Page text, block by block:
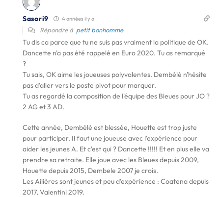
Sasori9 4 années il y a
Répondre à petit bonhomme
Tu dis ca parce que tu ne suis pas vraiment la politique de OK.
Dancette n'a pas été rappelé en Euro 2020. Tu as remarqué
?
Tu sais, OK aime les joueuses polyvalentes. Dembélé n'hésite
pas d'aller vers le poste pivot pour marquer.
Tu as regardé la composition de l'équipe des Bleues pour JO ?
2 AG et 3 AD.
Cette année, Dembélé est blessée, Houette est trop juste
pour participer. Il faut une joueuse avec l'expérience pour
aider les jeunes A. Et c'est qui ? Dancette !!!!! Et en plus elle va
prendre sa retraite. Elle joue avec les Bleues depuis 2009,
Houette depuis 2015, Dembele 2007 je crois.
Les Ailières sont jeunes et peu d'expérience : Coatena depuis
2017, Valentini 2019.